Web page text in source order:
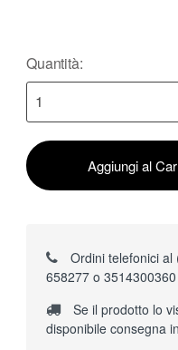
Quantità:
Aggiungi al
Ordini telefonici al
658277 o 3514300360
Se il prodotto lo
disponibile consegna